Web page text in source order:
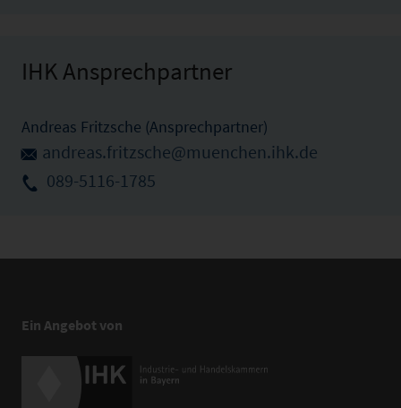
IHK Ansprechpartner
Andreas Fritzsche (Ansprechpartner)
andreas.fritzsche@muenchen.ihk.de
089-5116-1785
Ein Angebot von